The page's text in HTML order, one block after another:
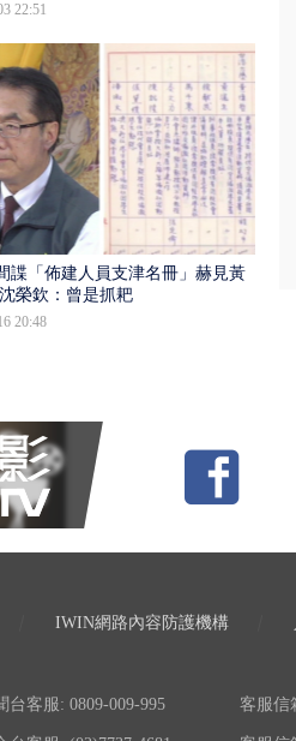
22:51
諜「佈建人員支津名冊」赫見黃
榮欽：曾是抓耙
20:48
IWIN網路內容防護機構
台客服: 0809-009-995 客服信